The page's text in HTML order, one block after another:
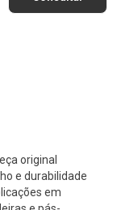
original
e durabilidade
em